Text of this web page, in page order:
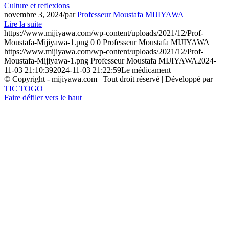
Culture et reflexions
novembre 3, 2024/parProfesseur Moustafa MIJIYAWA
Lire la suite
https://www.mijiyawa.com/wp-content/uploads/2021/12/Prof-
Moustafa-Mijiyawa-1.png 0 0 Professeur Moustafa MIJIYAWA
https://www.mijiyawa.com/wp-content/uploads/2021/12/Prof-
Moustafa-Mijiyawa-1.png Professeur Moustafa MIJIYAWA2024-
11-03 21:10:392024-11-03 21:22:59Le médicament
© Copyright - mijiyawa.com | Tout droit réservé | Développé par
TIC TOGO
Faire défiler vers le haut